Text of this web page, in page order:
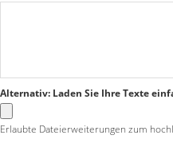
Alternativ: Laden Sie Ihre Texte
Erlaubte Dateierweiterungen zum